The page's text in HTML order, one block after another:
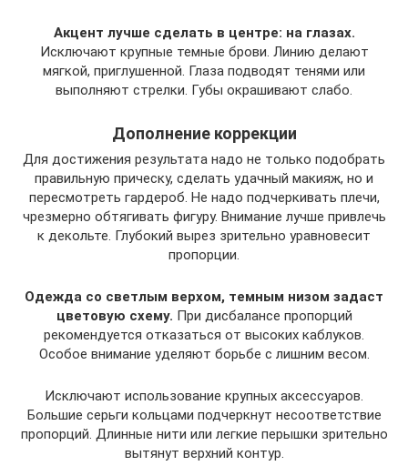
Акцент лучше сделать в центре: на глазах.
Исключают крупные темные брови. Линию делают
мягкой, приглушенной. Глаза подводят тенями или
выполняют стрелки. Губы окрашивают слабо.
Дополнение коррекции
Для достижения результата надо не только подобрать
правильную прическу, сделать удачный макияж, но и
пересмотреть гардероб. Не надо подчеркивать плечи,
чрезмерно обтягивать фигуру. Внимание лучше привлечь
к декольте. Глубокий вырез зрительно уравновесит
пропорции.
Одежда со светлым верхом, темным низом задаст
цветовую схему. При дисбалансе пропорций
рекомендуется отказаться от высоких каблуков.
Особое внимание уделяют борьбе с лишним весом.
Исключают использование крупных аксессуаров.
Большие серьги кольцами подчеркнут несоответствие
пропорций. Длинные нити или легкие перышки зрительно
вытянут верхний контур.